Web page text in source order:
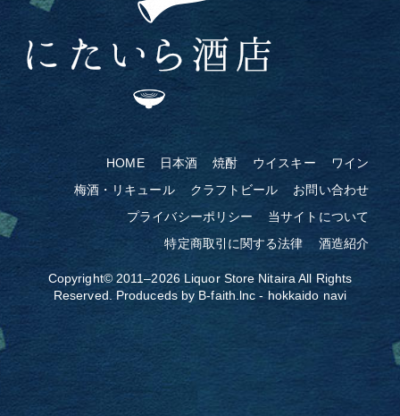
HOME 日本酒 焼酎 ウイスキー
ワイン
梅酒・リキュール
クラフトビール
お問い合わせ
プライバシーポリシー
当サイトについて
特定商取引に関する法律
酒造紹介
Copyright© 2011–2026 Liquor Store Nitaira All Rights
Reserved. Produceds by B-faith.lnc - hokkaido navi